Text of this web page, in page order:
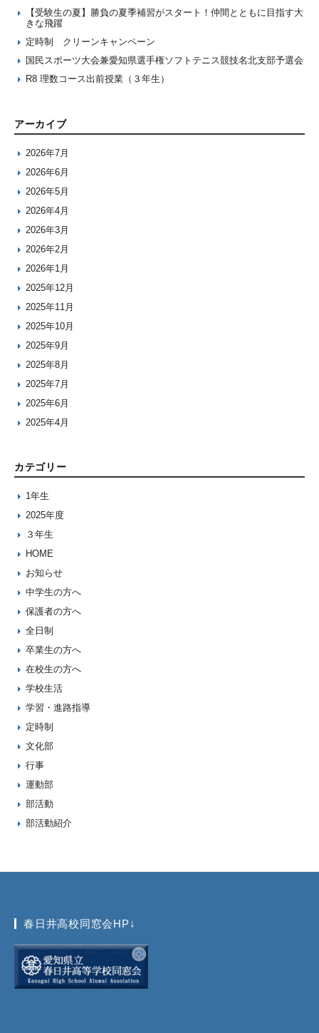
【受験生の夏】勝負の夏季補習がスタート！仲間とともに目指す大
きな飛躍
定時制 クリーンキャンペーン
国民スポーツ大会兼愛知県選手権ソフトテニス競技名北支部予選会
R8 理数コース出前授業（３年生）
アーカイブ
2026年7月
2026年6月
2026年5月
2026年4月
2026年3月
2026年2月
2026年1月
2025年12月
2025年11月
2025年10月
2025年9月
2025年8月
2025年7月
2025年6月
2025年4月
カテゴリー
1年生
2025年度
３年生
HOME
お知らせ
中学生の方へ
保護者の方へ
全日制
卒業生の方へ
在校生の方へ
学校生活
学習・進路指導
定時制
文化部
行事
運動部
部活動
部活動紹介
春日井高校同窓会HP↓